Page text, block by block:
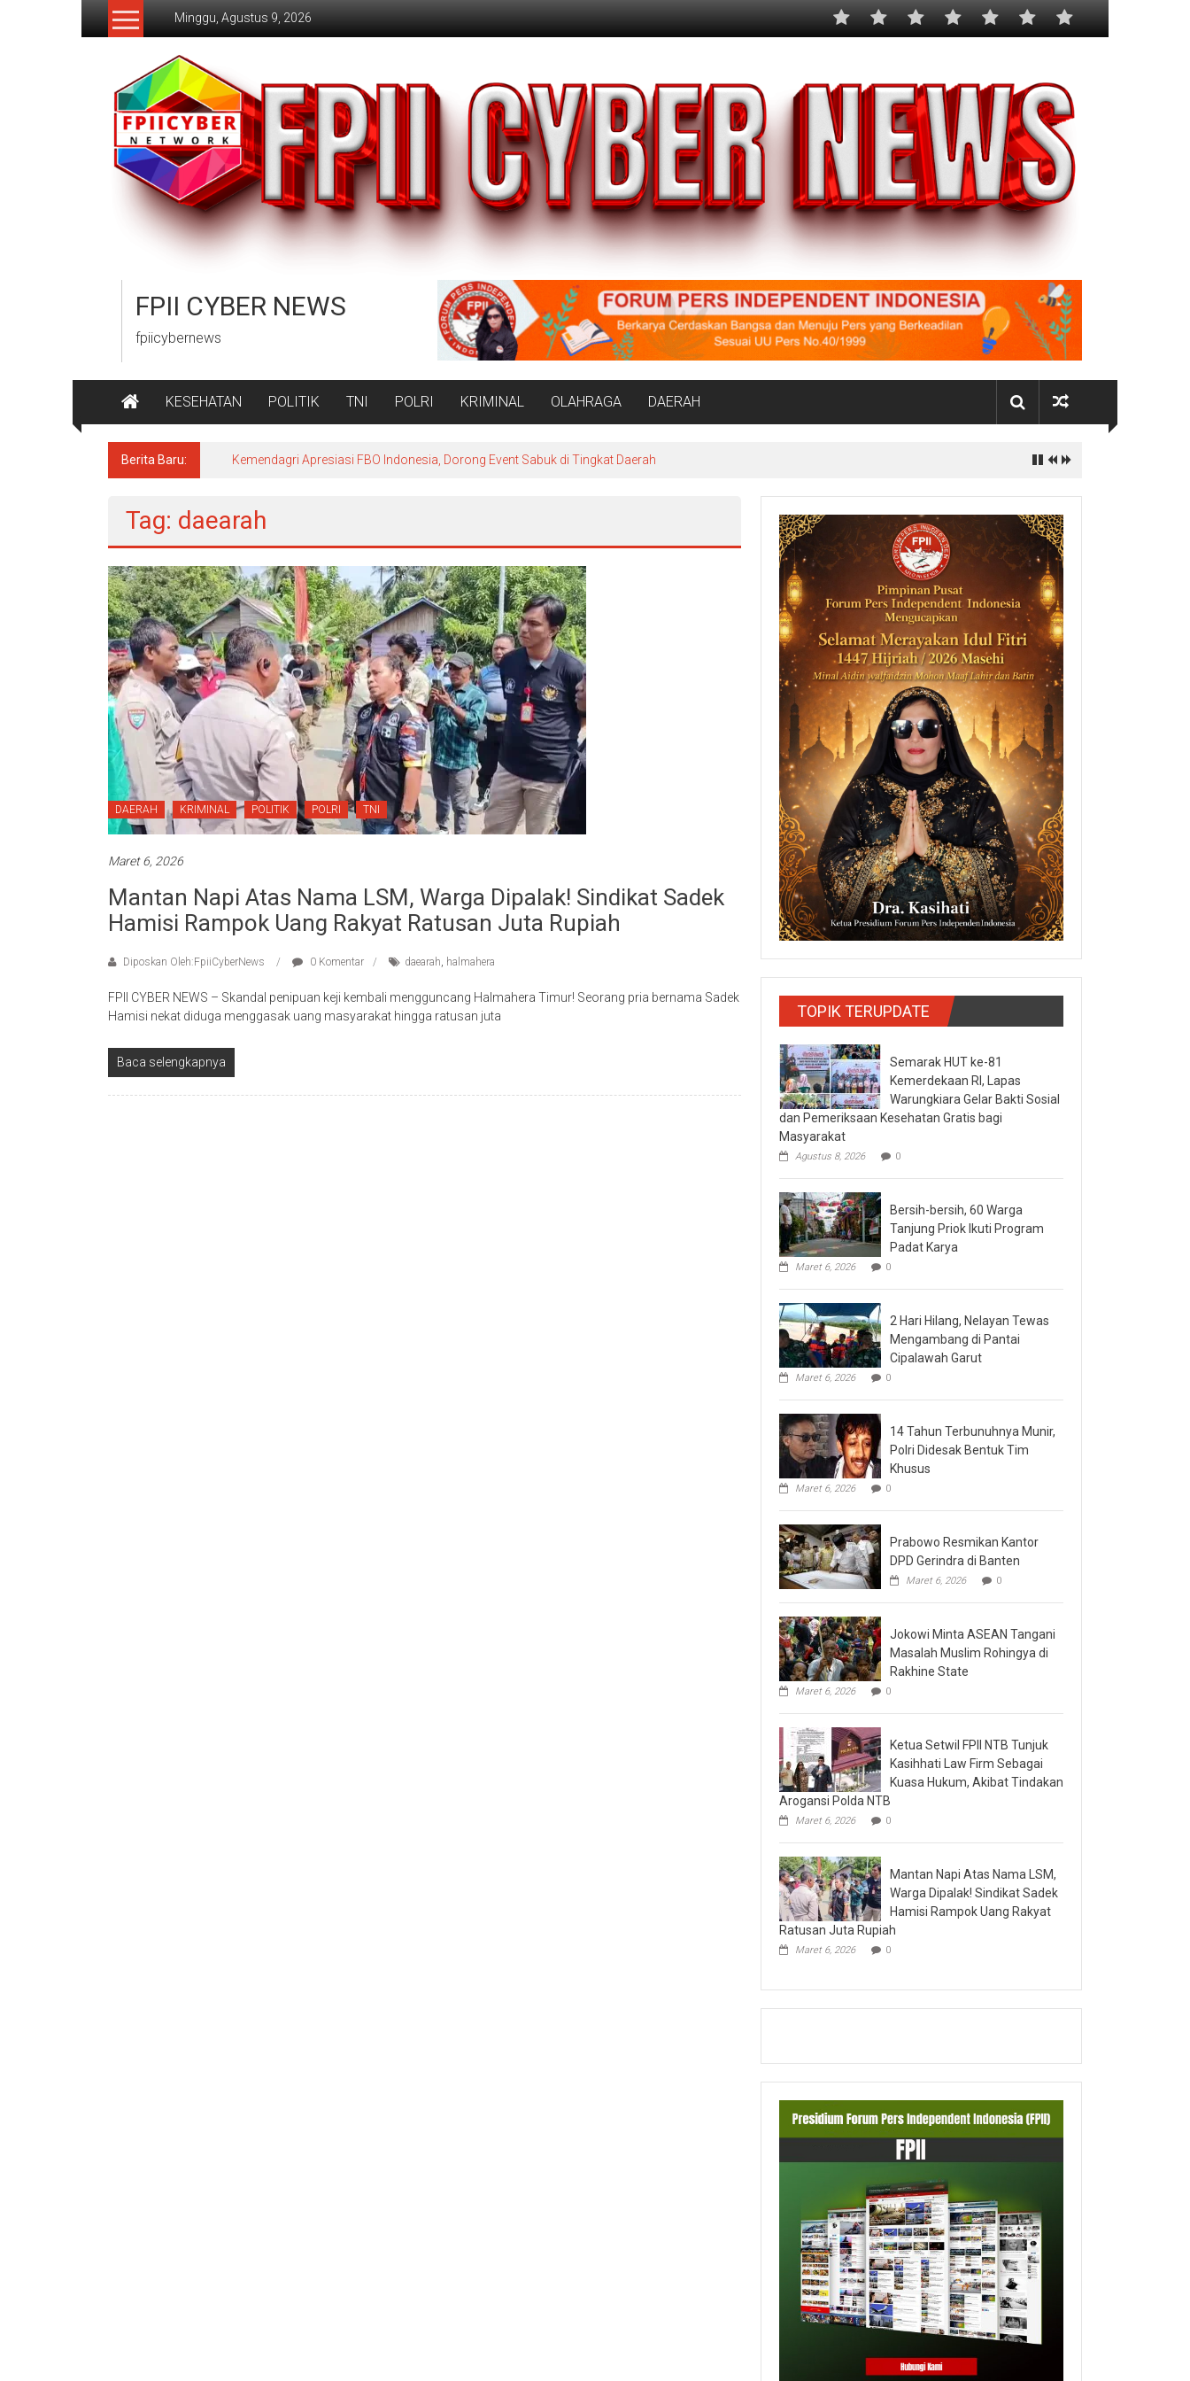
Lompat
Minggu, Agustus 9, 2026
FPII CYBER NEWS
fpiicybernews
KESEHATAN POLITIK TNI POLRI KRIMINAL OLAHRAGA DAERAH
Berita Baru: Kemendagri Apresiasi FBO Indonesia, Dorong Event Sabuk di Tingkat Daerah
Tag: daearah
DAERAH KRIMINAL POLITIK POLRI TNI
Maret 6, 2026
Mantan Napi Atas Nama LSM, Warga Dipalak! Sindikat Sadek
Hamisi Rampok Uang Rakyat Ratusan Juta Rupiah
Diposkan Oleh:FpiiCyberNews 0 Komentar daearah halmahera
FPII CYBER NEWS – Skandal penipuan keji kembali mengguncang Halmahera Timur! Seorang pria bernama Sadek
Hamisi nekat diduga menggasak uang masyarakat hingga ratusan juta
Baca selengkapnya
TOPIK TERUPDATE
Semarak HUT ke-81
Kemerdekaan RI, Lapas
Warungkiara Gelar Bakti Sosial
dan Pemeriksaan Kesehatan Gratis bagi
Masyarakat
Agustus 8, 2026 0
Bersih-bersih, 60 Warga
Tanjung Priok Ikuti Program
Padat Karya
Maret 6, 2026 0
2 Hari Hilang, Nelayan Tewas
Mengambang di Pantai
Cipalawah Garut
Maret 6, 2026 0
14 Tahun Terbunuhnya Munir,
Polri Didesak Bentuk Tim
Khusus
Maret 6, 2026 0
Prabowo Resmikan Kantor
DPD Gerindra di Banten
Maret 6, 2026 0
Jokowi Minta ASEAN Tangani
Masalah Muslim Rohingya di
Rakhine State
Maret 6, 2026 0
Ketua Setwil FPII NTB Tunjuk
Kasihhati Law Firm Sebagai
Kuasa Hukum, Akibat Tindakan
Arogansi Polda NTB
Maret 6, 2026 0
Mantan Napi Atas Nama LSM,
Warga Dipalak! Sindikat Sadek
Hamisi Rampok Uang Rakyat
Ratusan Juta Rupiah
Maret 6, 2026 0